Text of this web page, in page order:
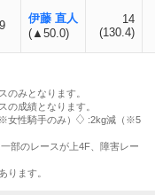
9
伊藤 直人
(▲50.0)
14
(130.4)
みとなります。
成績となります。
女性騎手のみ）
:2kg減（※5
部のレースが上4F、障害レー
ります。